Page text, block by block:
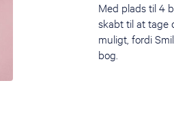
Med plads til 4
skabt til at tage
muligt, fordi
bog.